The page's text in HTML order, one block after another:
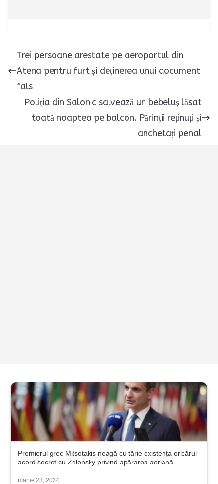
Trei persoane arestate pe aeroportul din
Atena pentru furt și deținerea unui document
fals
Poliția din Salonic salvează un bebeluș lăsat
toată noaptea pe balcon. Părinții reținuți și
anchetați penal
Premierul grec Mitsotakis neagă cu tărie existența oricărui
acord secret cu Zelensky privind apărarea aeriană
martie 23, 2024